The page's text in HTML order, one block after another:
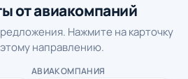
от авиакомпаний
Нажмите на карточку
направлению.
АВИАКОМПАНИЯ